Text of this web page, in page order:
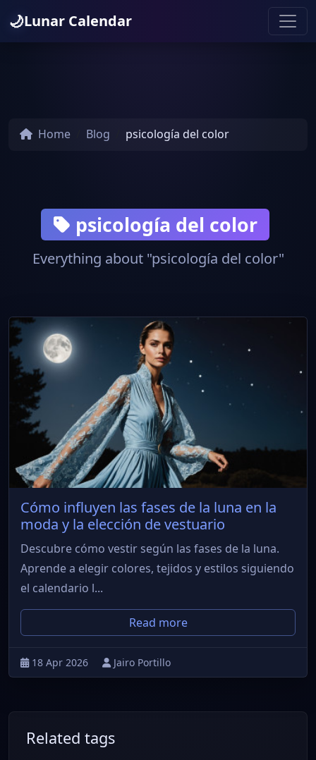
🌙Lunar Calendar
Home Blog psicología del color
psicología del color
Everything about "psicología del color"
Cómo influyen las fases de la luna en la
moda y la elección de vestuario
Descubre cómo vestir según las fases de la luna.
Aprende a elegir colores, tejidos y estilos siguiendo
el calendario l...
Read more
18 Apr 2026 Jairo Portillo
Related tags